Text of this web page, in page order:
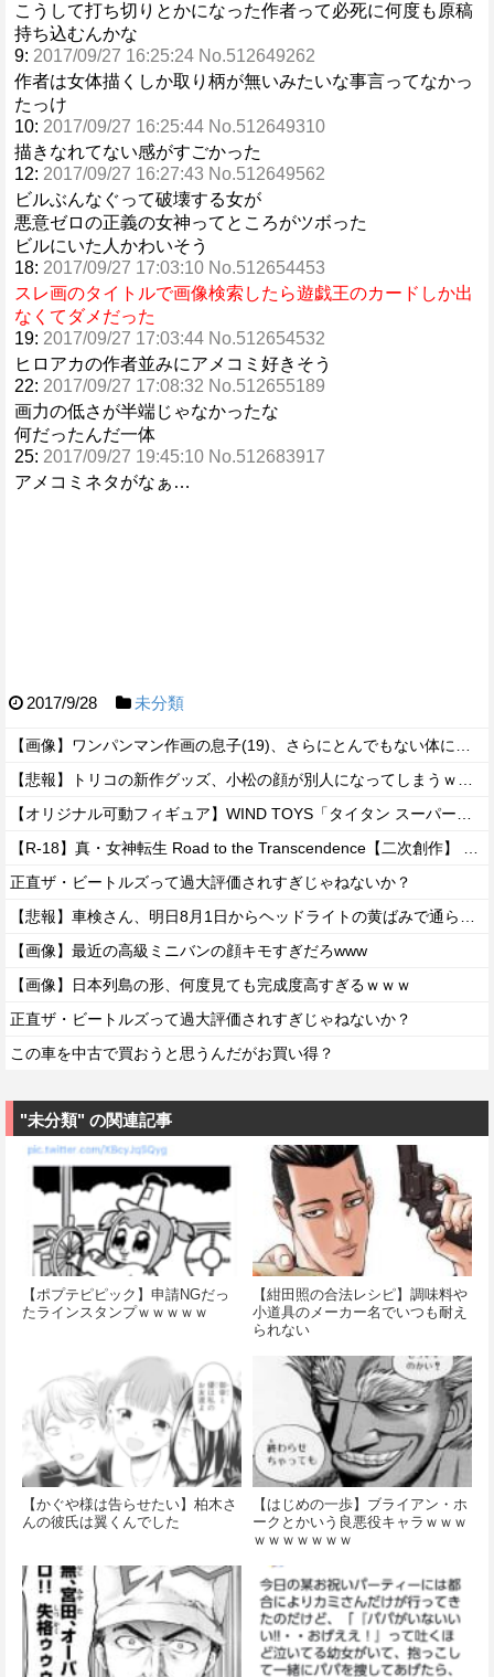
こうして打ち切りとかになった作者って必死に何度も原稿
持ち込むんかな
9: 2017/09/27 16:25:24 No.512649262
作者は女体描くしか取り柄が無いみたいな事言ってなかっ
たっけ
10: 2017/09/27 16:25:44 No.512649310
描きなれてない感がすごかった
12: 2017/09/27 16:27:43 No.512649562
ビルぶんなぐって破壊する女が
悪意ゼロの正義の女神ってところがツボった
ビルにいた人かわいそう
18: 2017/09/27 17:03:10 No.512654453
スレ画のタイトルで画像検索したら遊戯王のカードしか出
なくてダメだった
19: 2017/09/27 17:03:44 No.512654532
ヒロアカの作者並みにアメコミ好きそう
22: 2017/09/27 17:08:32 No.512655189
画力の低さが半端じゃなかったな
何だったんだ一体
25: 2017/09/27 19:45:10 No.512683917
アメコミネタがなぁ…
2017/9/28 未分類
正直ザ・ビートルズって過大評価されすぎじゃねないか？
【画像】最近の高級ミニバンの顔キモすぎだろwww
【画像】日本列島の形、何度見ても完成度高すぎるｗｗｗ
正直ザ・ビートルズって過大評価されすぎじゃねないか？
この車を中古で買おうと思うんだがお買い得？
"未分類" の関連記事
【ポプテピピック】申請NGだっ
たラインスタンプｗｗｗｗｗ
【紺田照の合法レシピ】調味料や
小道具のメーカー名でいつも耐え
られない
【かぐや様は告らせたい】柏木さ
んの彼氏は翼くんでした
【はじめの一歩】ブライアン・ホ
ークとかいう良悪役キャラｗｗｗ
ｗｗｗｗｗｗｗ